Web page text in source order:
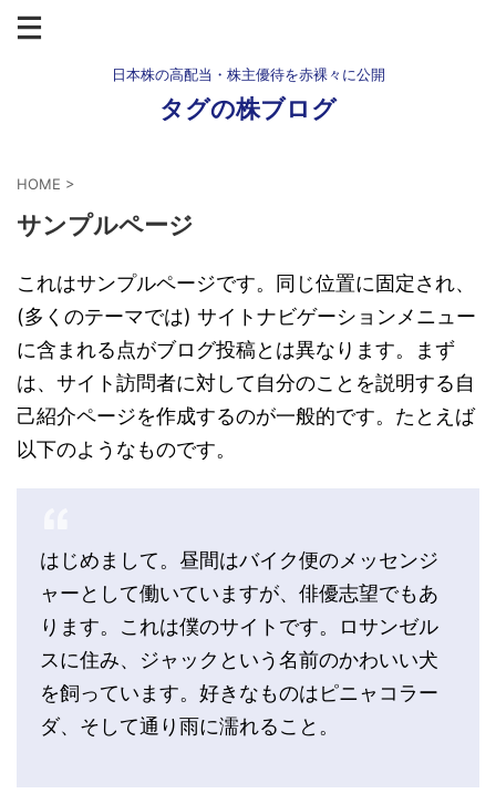
日本株の高配当・株主優待を赤裸々に公開
タグの株ブログ
HOME >
サンプルページ
これはサンプルページです。同じ位置に固定され、
(多くのテーマでは) サイトナビゲーションメニュー
に含まれる点がブログ投稿とは異なります。まず
は、サイト訪問者に対して自分のことを説明する自
己紹介ページを作成するのが一般的です。たとえば
以下のようなものです。
はじめまして。昼間はバイク便のメッセンジ
ャーとして働いていますが、俳優志望でもあ
ります。これは僕のサイトです。ロサンゼル
スに住み、ジャックという名前のかわいい犬
を飼っています。好きなものはピニャコラー
ダ、そして通り雨に濡れること。